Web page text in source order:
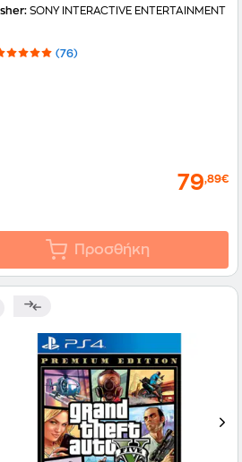
SONY INTERACTIVE ENTERTAINMENT
(76)
79,89€
Προσθήκη